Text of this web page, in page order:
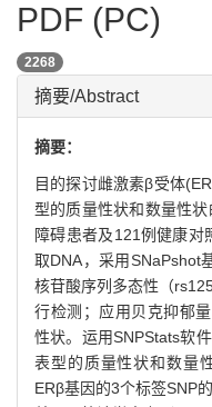
PDF (PC)
2268
摘要/Abstract
摘要：
目的探讨雌激素β受体
型的质量性状和数量性
障碍患者及121例健康
取DNA，采用SNaPshot
核苷酸序列多态性（
行检测；应用贝克抑郁
性状。运用SNPStats软
表型的质量性状和数量
ERβ基因的3个标签SNP